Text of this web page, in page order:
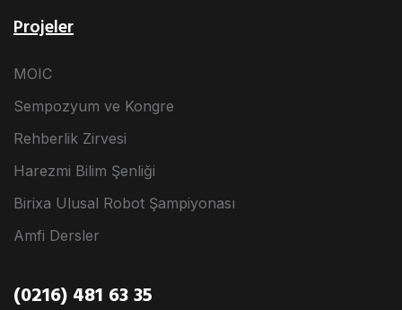
Projeler
MOIC
Sempozyum ve Kongre
Rehberlik Zirvesi
Harezmi Bilim Şenliği
Birixa Ulusal Robot Şampiyonası
Amfi Dersler
(0216) 481 63 35